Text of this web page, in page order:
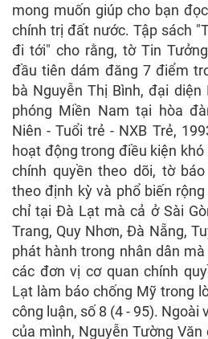
mong muốn giúp cho bạn
chính trị đất nước. Tập sách
đi tới" cho rằng, tờ Tin
đầu tiên dám đăng 7 điểm
bà Nguyễn Thị Bình, đại
phóng Miền Nam tại hòa
Niên - Tuổi trẻ - NXB Trẻ,
hoạt động trong điều kiện
chính quyền theo dõi, tờ
theo định kỳ và phổ biến
chỉ tại Đà Lạt mà cả ở Sài
Trang, Quy Nhơn, Đà Nẵng,
phát hành trong nhân dân
các đơn vị cơ quan chính
Lạt làm báo chống Mỹ trong
công luận, số 8 (4 - 95). Ngoài
của mình, Nguyễn Tường